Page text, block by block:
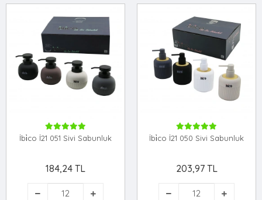
İbi̇co İ21 051 Sivi Sabunluk
184,24 TL
İbi̇co İ21 050 Sivi Sabunluk
203,97 TL